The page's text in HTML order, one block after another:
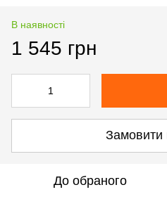
В наявності
1 545 грн
Замовити
До обраного